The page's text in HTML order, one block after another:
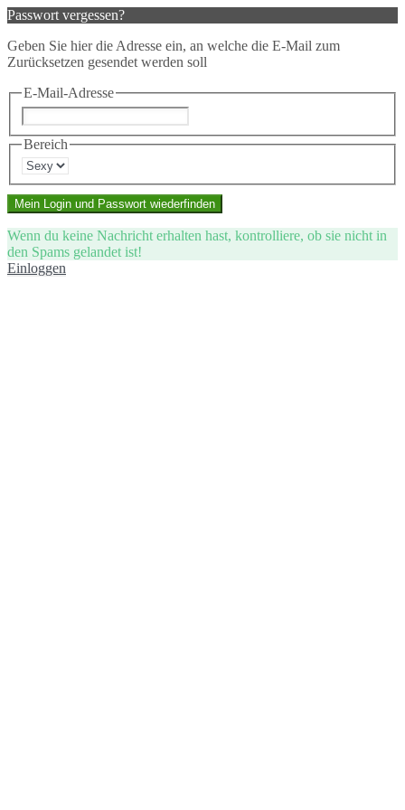
Passwort vergessen?
Geben Sie hier die Adresse ein, an welche die E-Mail zum
Zurücksetzen gesendet werden soll
E-Mail-Adresse
Bereich
Mein Login und Passwort wiederfinden
Wenn du keine Nachricht erhalten hast, kontrolliere, ob sie nicht in
den Spams gelandet ist!
Einloggen